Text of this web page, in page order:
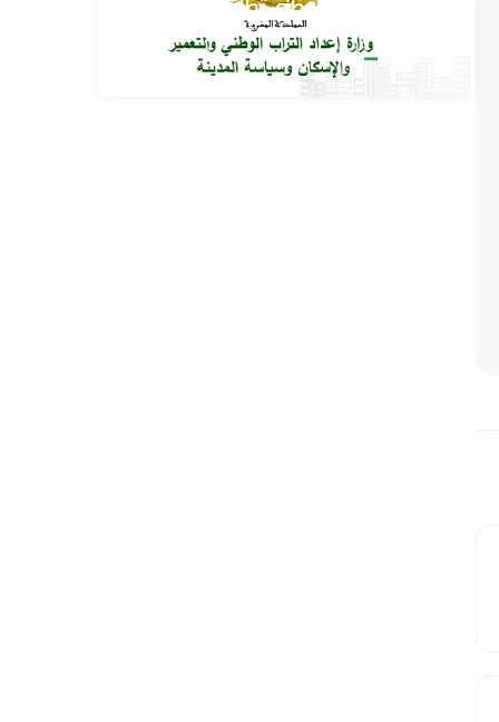
والإسكان في خدمة مغاربة العالم